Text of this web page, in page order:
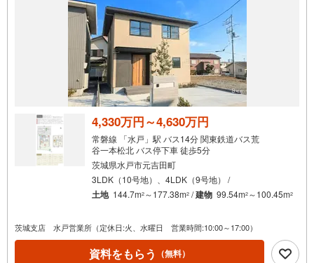
4,330万円～4,630万円
常磐線 「水戸」駅 バス14分 関東鉄道バス荒
谷一本松北 バス停下車 徒歩5分
茨城県水戸市元吉田町
3LDK（10号地）、4LDK（9号地） /
土地 144.7m2 ～177.38m2 /建物 99.54m2 ～100.45m2
茨城支店 水戸営業所（定休日:火、水曜日 営業時間:10:00～17:00）
資料をもらう （無料）